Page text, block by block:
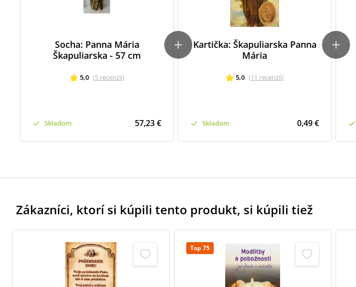
Socha: Panna Mária
Škapuliarska - 57 cm
5,0 (5 recenzií)
Skladom 57,23 €
Kartička: Škapuliarska Panna
Mária
5,0 (11 recenzií)
Skladom 0,49 €
Zákazníci, ktorí si kúpili tento produkt, si kúpili tiež
Top 75